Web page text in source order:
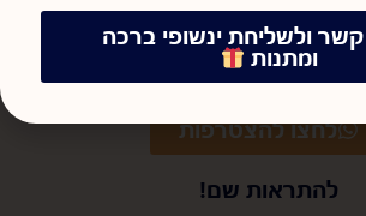
וואטסאפ שקטה
לעדכונים
לחצו להצטרפות
להתראות שם!
קשר ולשליחת ינשופי ברכה
ומתנות